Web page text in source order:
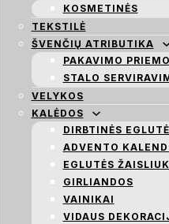
KOSMETINĖS
TEKSTILĖ
ŠVENČIŲ ATRIBUTIKA
PAKAVIMO
STALO
VELYKOS
KALĖDOS
DIRBTINĖS
ADVENTO
EGLUTĖS
GIRLIANDOS
VAINIKAI
VIDAUS